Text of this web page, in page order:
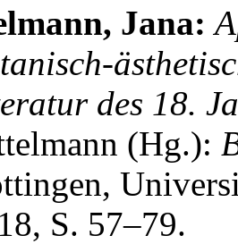
Jana:
des 18.
(Hg.):
S. 57–79.